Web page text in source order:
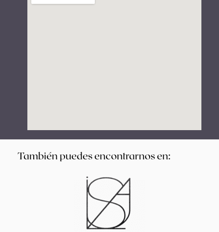
También puedes encontrarnos en: